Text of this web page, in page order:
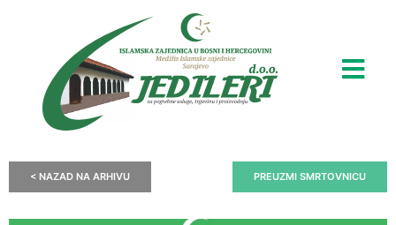
< NAZAD NA ARHIVU PREUZMI SMRTOVNICU